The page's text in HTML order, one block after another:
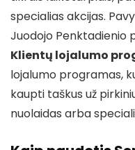
specialias akcijas.
Juodojo Penktadienio
Klientų lojalumo
lojalumo programas,
kaupti taškus už
nuolaidas arba